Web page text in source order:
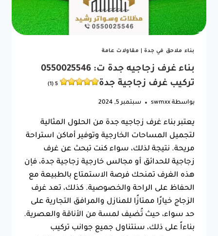
بناء ملاحق في جدة مقاولات عامة
بناء غرف زجاجيه جدة ت: 0550025546
تركيب غرف زجاجية جدة
5 (1)
بواسطة swmxx سبتمبر 5, 2024
يعتبر بناء غرف زجاجيه جدة من الحلول المثالية
لتجميل المساحات الخارجية وتوفير أماكن استراحة
مريحة. نتيجة لذلك، سواء كنت تبحث عن غرف
زجاجية للحدائق أو مجالس خارجية زجاجية جدة، فإن
هذه الغرف تمنحك فرصة الاستمتاع بالطبيعة مع
الحفاظ على الراحة والخصوصية. كذلك، تعد غرف
الزجاج خيارًا ممتازًا للمنازل والمرافق التجارية على
حد سواء، حيث تُضيف لمسة من الأناقة والعصرية.
بناءاً على ذلك، سنتناول جميع جوانب تركيب